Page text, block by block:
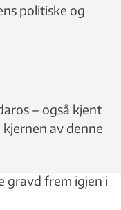
politiske og
– også kjent
av denne